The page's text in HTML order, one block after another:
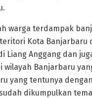
warga terdampak
Kota Banjarbaru
Liang Anggang dan
wilayah Banjarbaru
yang tentunya
dikumpulkan